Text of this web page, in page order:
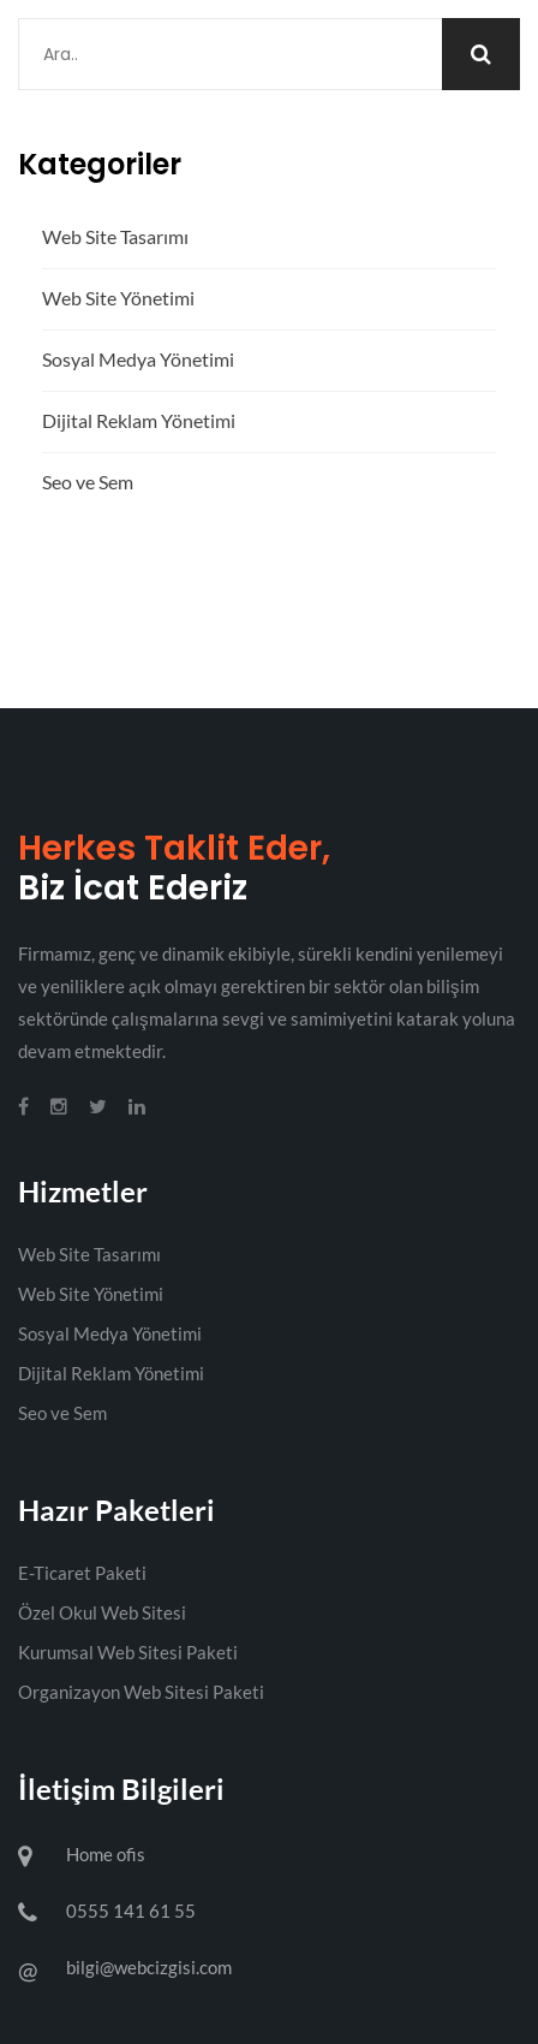
Kategoriler
Web Site Tasarımı
Web Site Yönetimi
Sosyal Medya Yönetimi
Dijital Reklam Yönetimi
Seo ve Sem
Herkes Taklit Eder,
Biz İcat Ederiz
Firmamız, genç ve dinamik ekibiyle, sürekli kendini yenilemeyi
ve yeniliklere açık olmayı gerektiren bir sektör olan bilişim
sektöründe çalışmalarına sevgi ve samimiyetini katarak yoluna
devam etmektedir.
Hizmetler
Web Site Tasarımı
Web Site Yönetimi
Sosyal Medya Yönetimi
Dijital Reklam Yönetimi
Seo ve Sem
Hazır Paketleri
E-Ticaret Paketi
Özel Okul Web Sitesi
Kurumsal Web Sitesi Paketi
Organizayon Web Sitesi Paketi
İletişim Bilgileri
Home ofis
0555 141 61 55
@ bilgi@webcizgisi.com